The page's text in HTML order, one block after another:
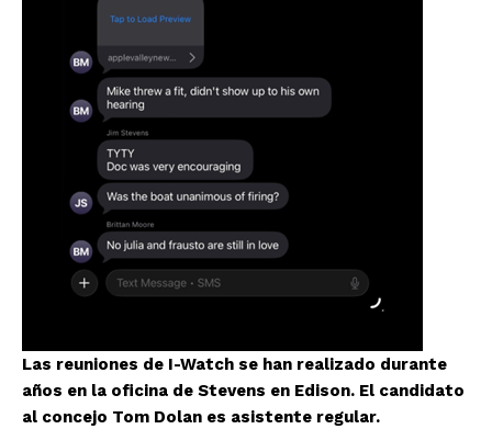
Las reuniones de I-Watch se han realizado durante
años en la oficina de Stevens en Edison. El candidato
al concejo Tom Dolan es asistente regular.